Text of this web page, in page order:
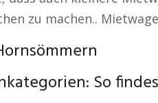
zu machen..
So